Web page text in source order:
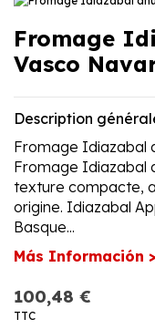
Fromage
Vasco
Description
Fromage Idiazabal
Fromage Idiazabal
texture compacte,
origine. Idiazabal
Basque...
Más Información >
100,48 €
TTC